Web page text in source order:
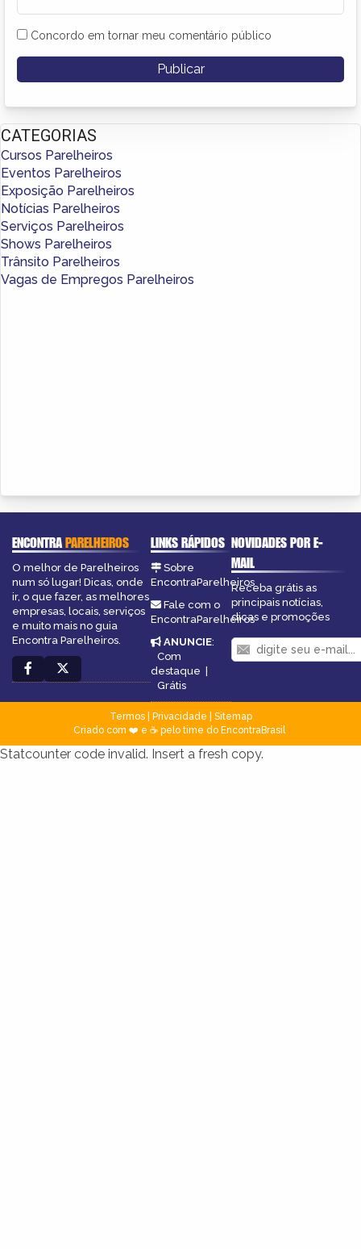
Concordo em tornar meu comentário público
CATEGORIAS
Cursos Parelheiros
Eventos Parelheiros
Exposição Parelheiros
Notícias Parelheiros
Serviços Parelheiros
Shows Parelheiros
Trânsito Parelheiros
Vagas de Empregos Parelheiros
ENCONTRAPARELHEIROS
O melhor de Parelheiros
num só lugar! Dicas, onde
ir, o que fazer, as melhores
empresas, locais, serviços
e muito mais no guia
Encontra Parelheiros.
LINKS RÁPIDOS
Sobre
EncontraParelheiros
Fale com o
EncontraParelheiros
ANUNCIE:
Com
destaque
Grátis
NOVIDADES POR E-
MAIL
Receba grátis as
principais notícias,
dicas e promoções
Termos| Privacidade
Sitemap
Criado com ❤️ e ☕ pelo time do EncontraBrasil
Statcounter code invalid. Insert a fresh copy.